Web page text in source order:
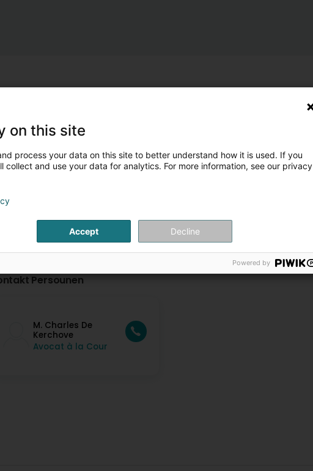
Persounen
M. Charles De
Kerchove
Avocat à la Cour
on this site
process your data on this site to better understand how it is used. If you
collect and use your data for analytics. For more information, see our privacy
Accept Decline
Powered by